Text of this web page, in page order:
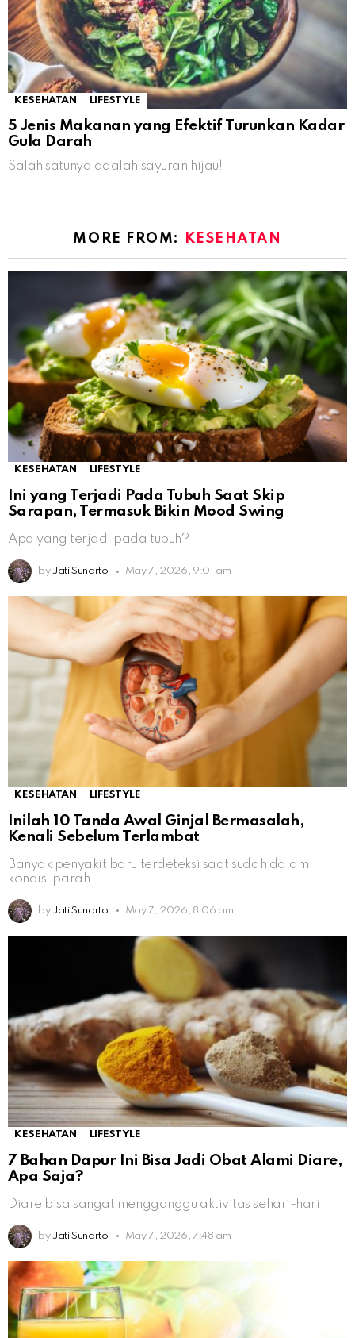
KESEHATAN LIFESTYLE
5 Jenis Makanan yang Efektif Turunkan Kadar
Gula Darah
Salah satunya adalah sayuran hijau!
MORE FROM: KESEHATAN
KESEHATAN LIFESTYLE
Ini yang Terjadi Pada Tubuh Saat Skip
Sarapan, Termasuk Bikin Mood Swing
Apa yang terjadi pada tubuh?
by Jati Sunarto May 7, 2026, 9:01 am
KESEHATAN LIFESTYLE
Inilah 10 Tanda Awal Ginjal Bermasalah,
Kenali Sebelum Terlambat
Banyak penyakit baru terdeteksi saat sudah dalam
kondisi parah
by Jati Sunarto May 7, 2026, 8:06 am
KESEHATAN LIFESTYLE
7 Bahan Dapur Ini Bisa Jadi Obat Alami Diare,
Apa Saja?
Diare bisa sangat mengganggu aktivitas sehari-hari
by Jati Sunarto May 7, 2026, 7:48 am